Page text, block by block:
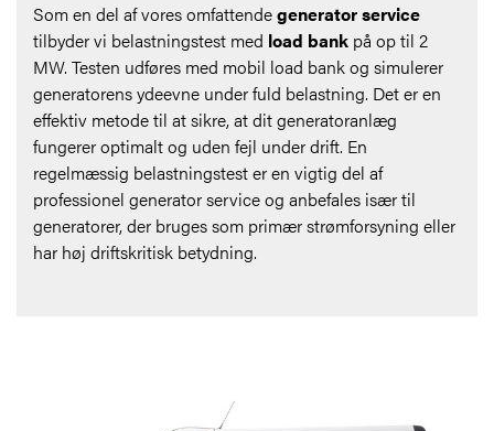
Som en del af vores omfattendegenerator service
tilbyder vi belastningstest med load bank på op til 2
MW. Testen udføres med mobil load bank og simulerer
generatorens ydeevne under fuld belastning. Det er en
effektiv metode til at sikre, at dit generatoranlæg
fungerer optimalt og uden fejl under drift. En
regelmæssig belastningstest er en vigtig del af
professionel generator service og anbefales især til
generatorer, der bruges som primær strømforsyning eller
har høj driftskritisk betydning.